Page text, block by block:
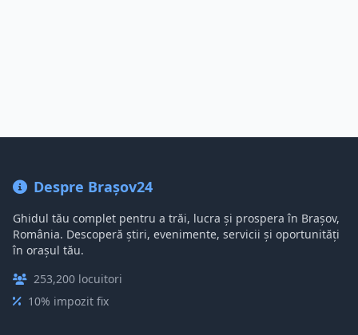
Despre Brașov24
Ghidul tău complet pentru a trăi, lucra și prospera în Brașov,
România. Descoperă știri, evenimente, servicii și oportunități
în orașul tău.
253,200 locuitori
10% impozit fix